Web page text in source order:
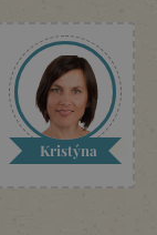
Kristýna